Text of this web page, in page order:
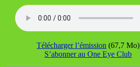
Télécharger l’émission (67,7 Mo)
S’abonner au One Eye Club